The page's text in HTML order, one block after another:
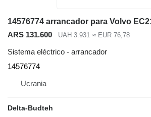
14576774 arrancador para Volvo
ARS 131.600
UAH 3.931 ≈ EUR 76,78
Sistema eléctrico - arrancador
14576774
Ucrania
Delta-Budteh